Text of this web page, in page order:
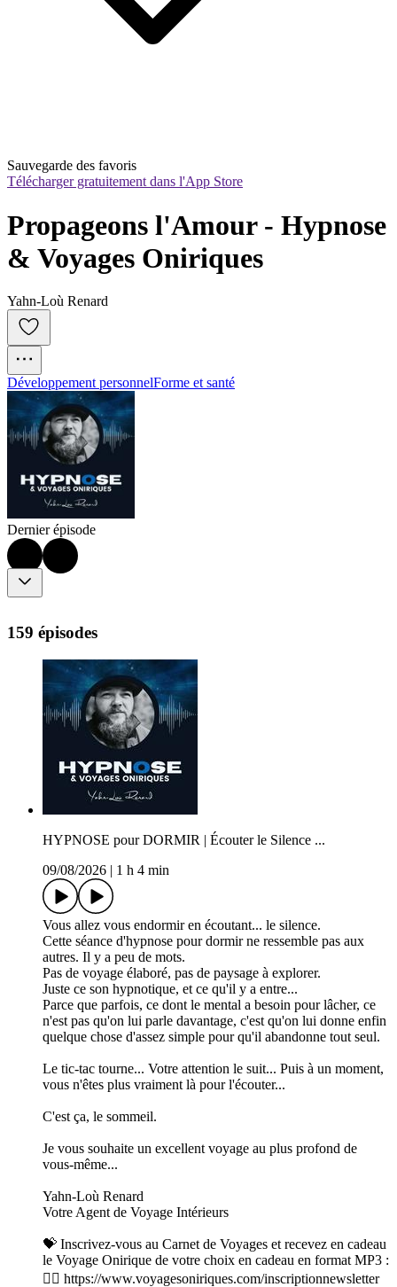
Sauvegarde des favoris
Télécharger gratuitement dans l'App Store
Propageons l'Amour - Hypnose
& Voyages Oniriques
Yahn-Loù Renard
Développement personnelForme et santé
Dernier épisode
159 épisodes
HYPNOSE pour DORMIR | Écouter le Silence ...
09/08/2026 | 1 h 4 min
Vous allez vous endormir en écoutant... le silence.
Cette séance d'hypnose pour dormir ne ressemble pas aux
autres. Il y a peu de mots.
Pas de voyage élaboré, pas de paysage à explorer.
Juste ce son hypnotique, et ce qu'il y a entre...
Parce que parfois, ce dont le mental a besoin pour lâcher, ce
n'est pas qu'on lui parle davantage, c'est qu'on lui donne enfin
quelque chose d'assez simple pour qu'il abandonne tout seul.
Le tic-tac tourne... Votre attention le suit... Puis à un moment,
vous n'êtes plus vraiment là pour l'écouter...
C'est ça, le sommeil.
Je vous souhaite un excellent voyage au plus profond de
vous-même...
Yahn-Loù Renard
Votre Agent de Voyage Intérieurs
💝 Inscrivez-vous au Carnet de Voyages et recevez en cadeau
le Voyage Onirique de votre choix en cadeau en format MP3 :
👉🏻 https://www.voyagesoniriques.com/inscriptionnewsletter